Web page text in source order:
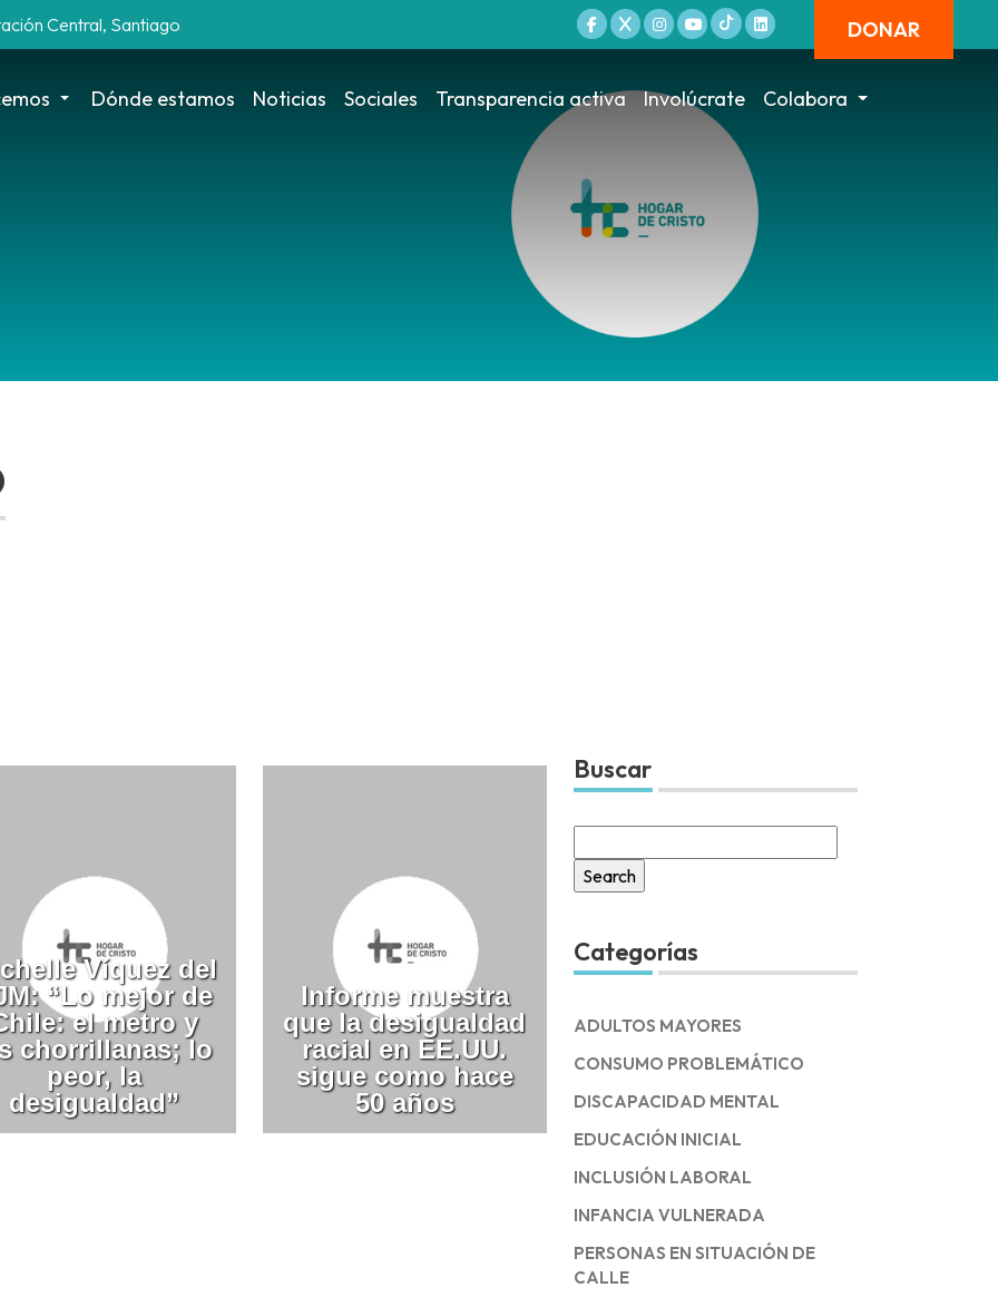
Central, Santiago DONAR
Dónde estamos Noticias Sociales Transparencia activa Involúcrate Colabora
Víquez del
“Lo mejor de
el metro y
chorrillanas; lo
peor, la
desigualdad”
Informe muestra
que la desigualdad
racial en EE.UU.
sigue como hace
50 años
Buscar
for:
Categorías
ADULTOS MAYORES
CONSUMO PROBLEMÁTICO
DISCAPACIDAD MENTAL
EDUCACIÓN INICIAL
INCLUSIÓN LABORAL
INFANCIA VULNERADA
PERSONAS EN SITUACIÓN DE
CALLE